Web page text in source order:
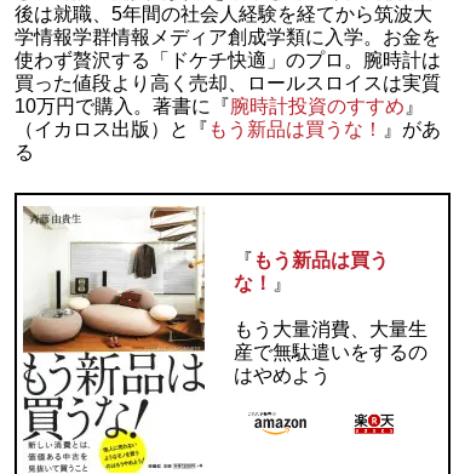
後は就職、5年間の社会人経験を経てから筑波大
学情報学群情報メディア創成学類に入学。お金を
使わず贅沢する「ドケチ快適」のプロ。腕時計は
買った値段より高く売却、ロールスロイスは実質
10万円で購入。著書に『腕時計投資のすすめ 』
（イカロス出版）と『 もう新品は買うな！
』があ
る
『 もう新品は買う
な！ 』
もう大量消費、大量生
産で無駄遣いをするの
はやめよう